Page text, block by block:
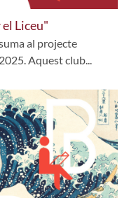
Liceu"
al projecte
Aquest club...